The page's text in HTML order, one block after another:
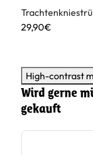
29,90€
High-contrast
Wird gerne
gekauft